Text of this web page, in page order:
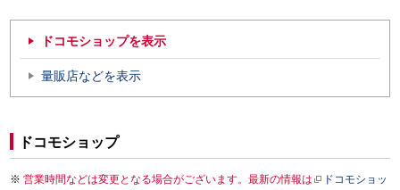
ドコモショップを表示
量販店などを表示
ドコモショップ
営業時間などは変更となる場合がございます。最新の情報は
ドコモショッ